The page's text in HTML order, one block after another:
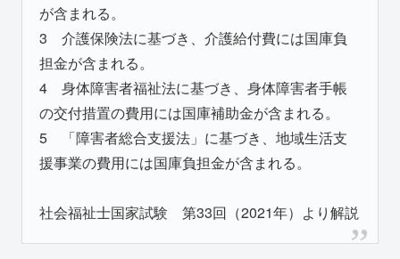
が含まれる。
3 介護保険法に基づき、介護給付費には国庫負
担金が含まれる。
4 身体障害者福祉法に基づき、身体障害者手帳
の交付措置の費用には国庫補助金が含まれる。
5 「障害者総合支援法」に基づき、地域生活支
援事業の費用には国庫負担金が含まれる。
社会福祉士国家試験 第33回（2021年）より解説